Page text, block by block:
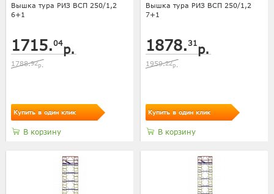
Вышка тура РИЗ ВСП 250/1,2
6+1
1715.04р.
1788.92р.
Купить в один клик
В корзину
Вышка тура РИЗ ВСП 250/1,2
7+1
1878. 31р.
1959.22р.
Купить в один клик
В корзину